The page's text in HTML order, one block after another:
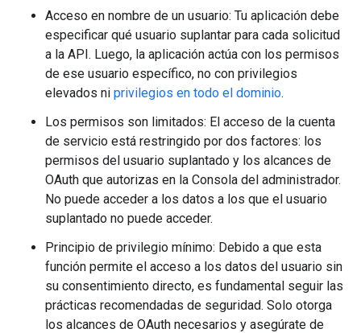
Acceso en nombre de un usuario: Tu aplicación debe
especificar qué usuario suplantar para cada solicitud
a la API. Luego, la aplicación actúa con los permisos
de ese usuario específico, no con privilegios
elevados ni privilegios en todo el dominio.
Los permisos son limitados: El acceso de la cuenta
de servicio está restringido por dos factores: los
permisos del usuario suplantado y los alcances de
OAuth que autorizas en la Consola del administrador.
No puede acceder a los datos a los que el usuario
suplantado no puede acceder.
Principio de privilegio mínimo: Debido a que esta
función permite el acceso a los datos del usuario sin
su consentimiento directo, es fundamental seguir las
prácticas recomendadas de seguridad. Solo otorga
los alcances de OAuth necesarios y asegúrate de